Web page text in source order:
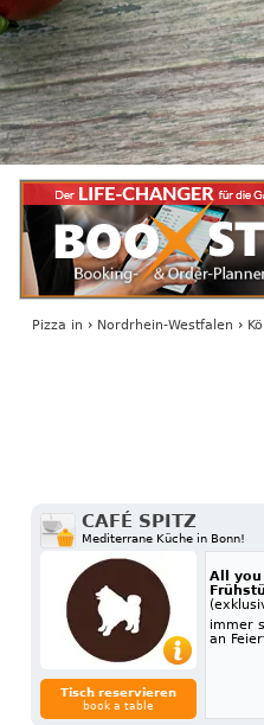
Pizza in › Nordrhein-Westfalen ›
CAFÉ SPITZ
Mediterrane Küche in Bonn!
Tisch reservieren
book a table
All you
immer
an